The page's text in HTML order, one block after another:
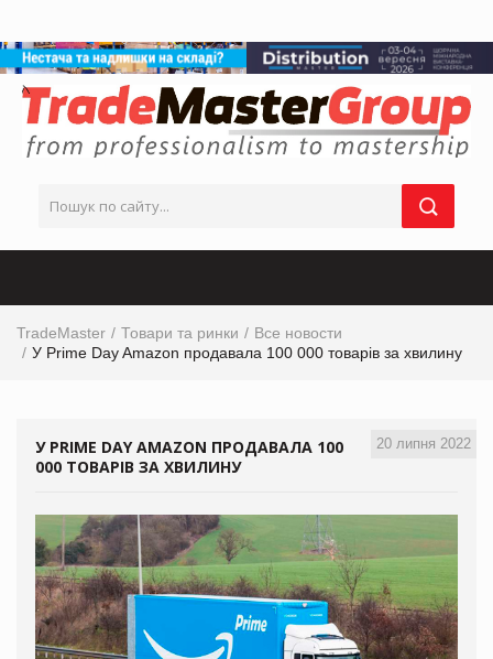
TradeMaster Товари та ринки
Все новости
У Prime Day Amazon продавала 100 000 товарів за хвилину
20 липня 2022
У PRIME DAY AMAZON ПРОДАВАЛА 100
000 ТОВАРІВ ЗА ХВИЛИНУ